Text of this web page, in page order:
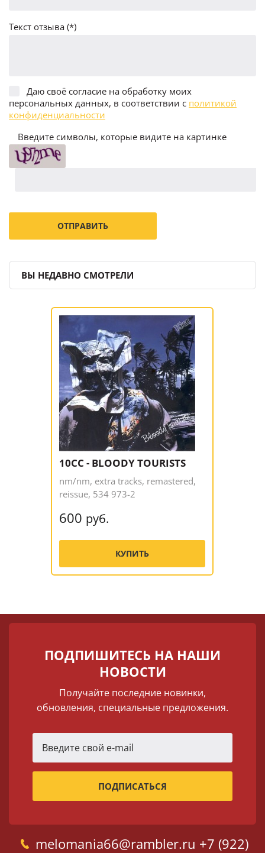
Текст отзыва (*)
Даю своё согласие на обработку моих
персональных данных, в соответствии с политикой
конфиденциальности
Введите символы, которые видите на картинке
ВЫ НЕДАВНО СМОТРЕЛИ
10CC - BLOODY TOURISTS
nm/nm, extra tracks, remastered,
reissue, 534 973-2
600 руб.
КУПИТЬ
ПОДПИШИТЕСЬ НА НАШИ
НОВОСТИ
Получайте последние новинки,
обновления, специальные предложения.
melomania66@rambler.ru +7 (922)